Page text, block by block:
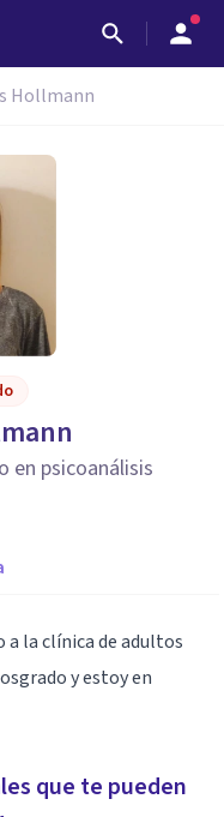
Hollmann
en psicoanálisis
a la clínica de adultos
y estoy en
que te pueden